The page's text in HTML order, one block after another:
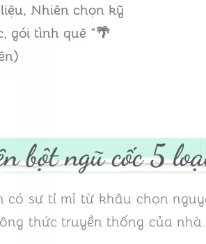
Nhiên chọn kỹ
gói tình quê “🌴
bột ngũ cốc 5
có sự tỉ mỉ từ khâu chọn
thức truyền thống của